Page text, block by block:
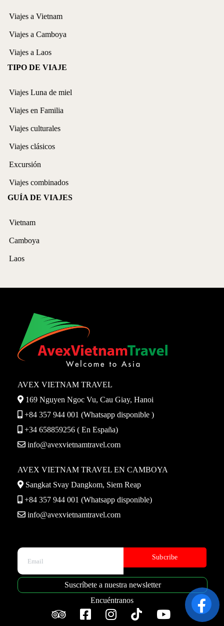
Viajes a Vietnam
Viajes a Camboya
Viajes a Laos
TIPO DE VIAJE
Viajes Luna de miel
Viajes en Familia
Viajes culturales
Viajes clásicos
Excursión
Viajes combinados
GUÍA DE VIAJES
Vietnam
Camboya
Laos
AVEX VIETNAM TRAVEL
169 Nguyen Ngoc Vu, Cau Giay, Hanoi
+84 357 944 001 (Whatsapp disponible )
+34 658859256 ( En España)
info@avexvietnamtravel.com
AVEX VIETNAM TRAVEL EN CAMBOYA
Sangkat Svay Dangkom, Siem Reap
+84 357 944 001 (Whatsapp disponible)
info@avexvietnamtravel.com
Please leave this field empty.
Suscríbete a nuestra newsletter
Encuéntranos